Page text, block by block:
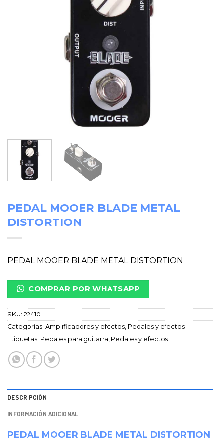
PEDAL MOOER BLADE METAL
DISTORTION
PEDAL MOOER BLADE METAL DISTORTION
COMPRAR POR WHATSAPP
SKU: 22410
Categorías: Amplificadores y efectos Pedales y efectos
Etiquetas: Pedales para guitarra Pedales y efectos
DESCRIPCIÓN
INFORMACIÓN ADICIONAL
PEDAL MOOER BLADE METAL DISTORTION